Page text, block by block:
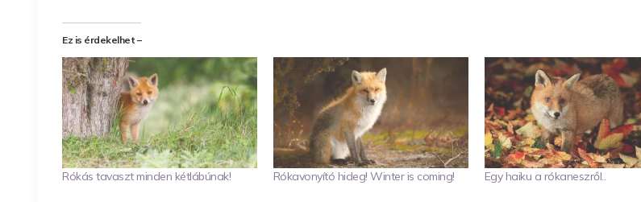
Ez is érdekelhet –
Rókás tavaszt minden kétlábúnak! Rókavonyító hideg! Winter is coming! Egy haiku a rókaneszről..